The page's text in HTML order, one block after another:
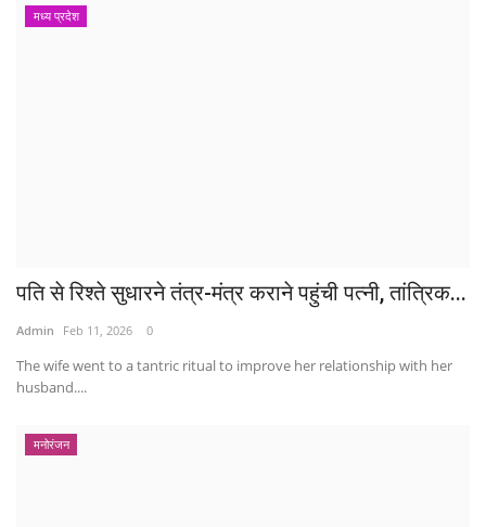
मध्य प्रदेश
पति से रिश्ते सुधारने तंत्र-मंत्र कराने पहुंची पत्नी, तांत्रिक...
Admin Feb 11, 2026 0
The wife went to a tantric ritual to improve her relationship with her
husband....
मनोरंजन